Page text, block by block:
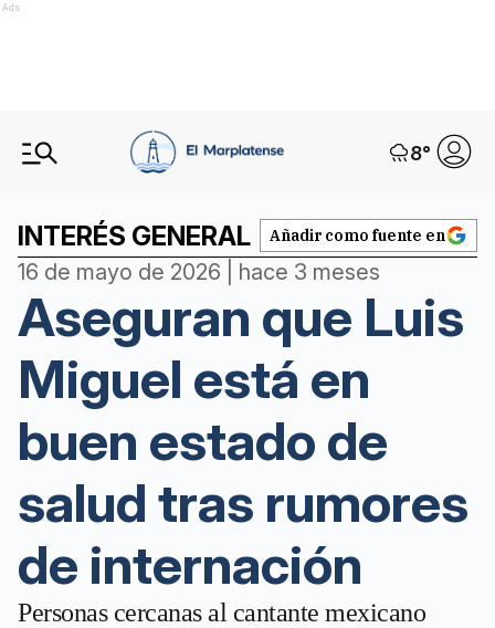
Ads
8°
INTERÉS GENERAL Añadir como fuente en
16 de mayo de 2026 | hace 3 meses
Aseguran que Luis
Miguel está en
buen estado de
salud tras rumores
de internación
Personas cercanas al cantante mexicano